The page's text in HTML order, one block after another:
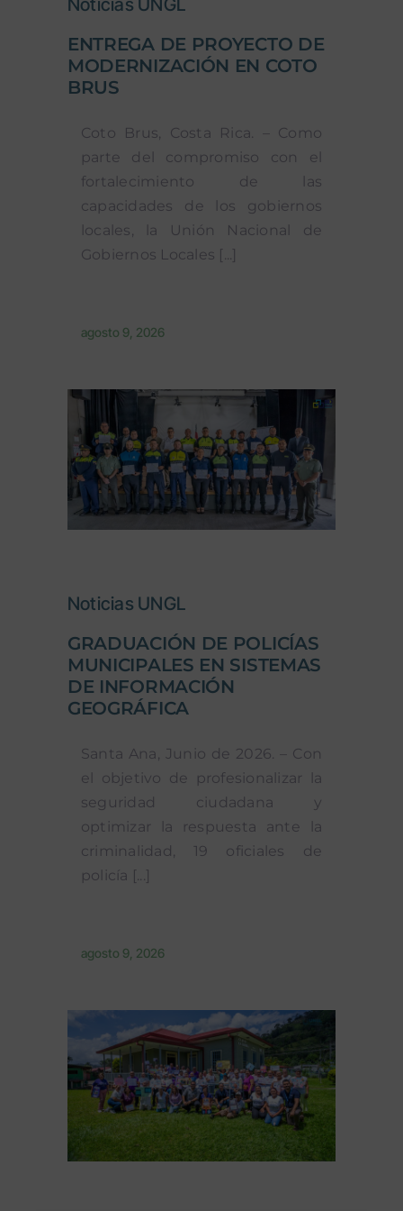
Noticias UNGL
ENTREGA DE PROYECTO DE
MODERNIZACIÓN EN COTO
BRUS
Coto Brus, Costa Rica. – Como
parte del compromiso con el
fortalecimiento de las
capacidades de los gobiernos
locales, la Unión Nacional de
Gobiernos Locales [...]
agosto 9, 2026
Noticias UNGL
GRADUACIÓN DE POLICÍAS
MUNICIPALES EN SISTEMAS
DE INFORMACIÓN
GEOGRÁFICA
Santa Ana, Junio de 2026. – Con
el objetivo de profesionalizar la
seguridad ciudadana y
optimizar la respuesta ante la
criminalidad, 19 oficiales de
policía [...]
agosto 9, 2026